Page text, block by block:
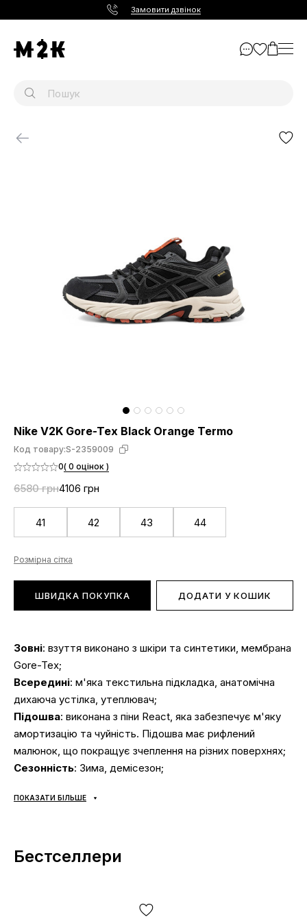
Замовити дзвінок
Nike V2K Gore-Tex Black Orange Termo
Код товару:S-2359009
0( 0 оцінок )
6580 грн4106 грн
41 42 43 44
Розмірна сітка
ШВИДКА ПОКУПКА ДОДАТИ У КОШИК
Зовні: взуття виконано з шкіри та синтетики, мембрана
Gore-Tex;
Всередині: м'яка текстильна підкладка, анатомічна
дихаюча устілка, утеплювач;
Підошва: виконана з піни React, яка забезпечує м'яку
амортизацію та чуйність. Підошва має рифлений
малюнок, що покращує зчеплення на різних поверхнях;
Сезонність: Зима, демісезон;
за 1-2 доби.
ПОКАЗАТИ БІЛЬШЕ
Бестселлери